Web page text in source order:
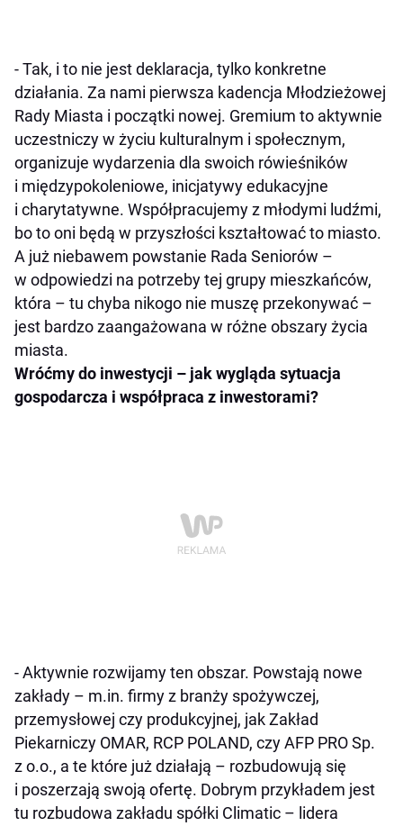
- Tak, i to nie jest deklaracja, tylko konkretne
działania. Za nami pierwsza kadencja Młodzieżowej
Rady Miasta i początki nowej. Gremium to aktywnie
uczestniczy w życiu kulturalnym i społecznym,
organizuje wydarzenia dla swoich rówieśników
i międzypokoleniowe, inicjatywy edukacyjne
i charytatywne. Współpracujemy z młodymi ludźmi,
bo to oni będą w przyszłości kształtować to miasto.
A już niebawem powstanie Rada Seniorów –
w odpowiedzi na potrzeby tej grupy mieszkańców,
która – tu chyba nikogo nie muszę przekonywać –
jest bardzo zaangażowana w różne obszary życia
miasta.
Wróćmy do inwestycji – jak wygląda sytuacja
gospodarcza i współpraca z inwestorami?
- Aktywnie rozwijamy ten obszar. Powstają nowe
zakłady – m.in. firmy z branży spożywczej,
przemysłowej czy produkcyjnej, jak Zakład
Piekarniczy OMAR, RCP POLAND, czy AFP PRO Sp.
z o.o., a te które już działają – rozbudowują się
i poszerzają swoją ofertę. Dobrym przykładem jest
tu rozbudowa zakładu spółki Climatic – lidera